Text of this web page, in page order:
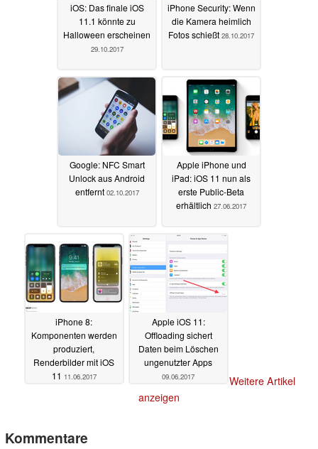
iOS: Das finale iOS
11.1 könnte zu
Halloween erscheinen
29.10.2017
iPhone Security: Wenn
die Kamera heimlich
Fotos schießt 28.10.2017
Google: NFC Smart
Unlock aus Android
entfernt 02.10.2017
Apple iPhone und
iPad: iOS 11 nun als
erste Public-Beta
erhältlich 27.06.2017
iPhone 8:
Komponenten werden
produziert,
Renderbilder mit iOS
11 11.06.2017
Apple iOS 11:
Offloading sichert
Daten beim Löschen
ungenutzter Apps
09.06.2017
Weitere Artikel
anzeigen
Kommentare